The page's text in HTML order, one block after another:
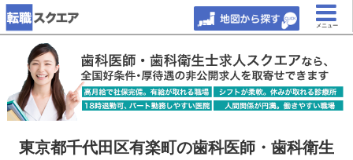
メニュー
東京都千代田区有楽町の歯科医師・歯科衛生